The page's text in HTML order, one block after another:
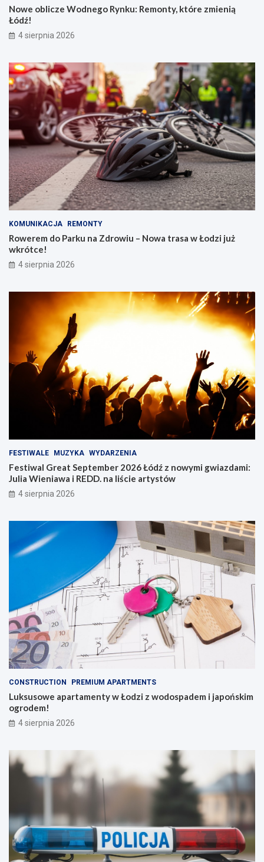
Nowe oblicze Wodnego Rynku: Remonty, które zmienią
Łódź!
4 sierpnia 2026
KOMUNIKACJA REMONTY
Rowerem do Parku na Zdrowiu – Nowa trasa w Łodzi już
wkrótce!
4 sierpnia 2026
FESTIWALE MUZYKA WYDARZENIA
Festiwal Great September 2026 Łódź z nowymi gwiazdami:
Julia Wieniawa i REDD. na liście artystów
4 sierpnia 2026
CONSTRUCTION PREMIUM APARTMENTS
Luksusowe apartamenty w Łodzi z wodospadem i japońskim
ogrodem!
4 sierpnia 2026